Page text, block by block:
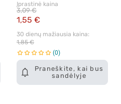
Praneškite, kai bus
sandėlyje
gaiviklis, 50 g
Įprastinė kaina
1,55 €
3,09 €
30 dienų mažiausia kaina:
1,85 €
0